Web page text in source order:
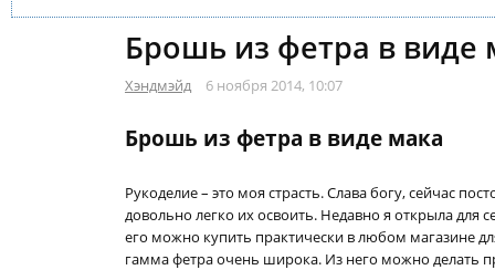
Брошь из фетра в виде
Хэндмэйд 6 ноября 2014, 10:07
Брошь из фетра в виде мака
Рукоделие – это моя страсть. Слава богу, сейчас
довольно легко их освоить. Недавно я открыла
его можно купить практически в любом магазине
гамма фетра очень широка. Из него можно делать